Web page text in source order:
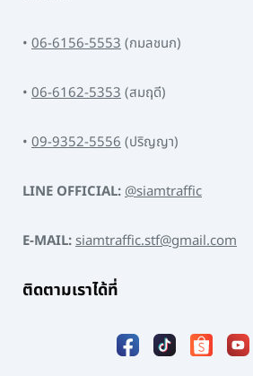
• 06-6156-5553(กมลชนก)
• 06-6162-5353(สมฤดี)
• 09-9352-5556(ปริญญา)
LINE OFFICIAL:@siamtraffic
E-MAIL:siamtraffic.stf@gmail.com
ติดตามเราได้ที่